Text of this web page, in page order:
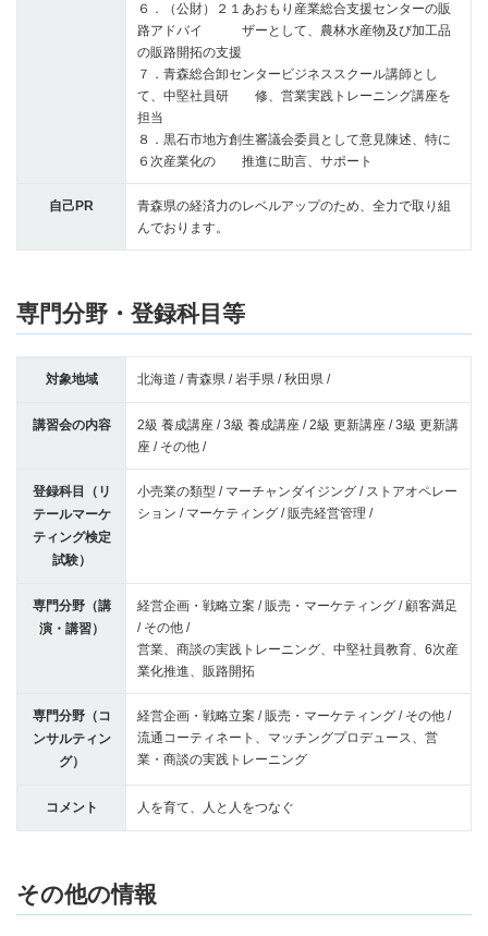
６．（公財）２１あおもり産業総合支援センターの販
路アドバイ ザーとして、農林水産物及び加工品
の販路開拓の支援
７．青森総合卸センタービジネススクール講師とし
て、中堅社員研 修、営業実践トレーニング講座を
担当
８．黒石市地方創生審議会委員として意見陳述、特に
６次産業化の 推進に助言、サポート
自己PR
青森県の経済力のレベルアップのため、全力で取り組
んでおります。
専門分野・登録科目等
対象地域 北海道 / 青森県 / 岩手県 / 秋田県 /
講習会の内容
2級 養成講座 / 3級 養成講座 / 2級 更新講座 / 3級 更新講
座 / その他 /
登録科目（リ
テールマーケ
ティング検定
試験）
小売業の類型 / マーチャンダイジング / ストアオペレー
ション / マーケティング / 販売経営管理 /
専門分野（講
演・講習）
経営企画・戦略立案 / 販売・マーケティング / 顧客満足
/ その他 /
営業、商談の実践トレーニング、中堅社員教育、6次産
業化推進、販路開拓
専門分野（コ
ンサルティン
グ）
経営企画・戦略立案 / 販売・マーケティング / その他 /
流通コーティネート、マッチングプロデュース、営
業・商談の実践トレーニング
コメント 人を育て、人と人をつなぐ
その他の情報